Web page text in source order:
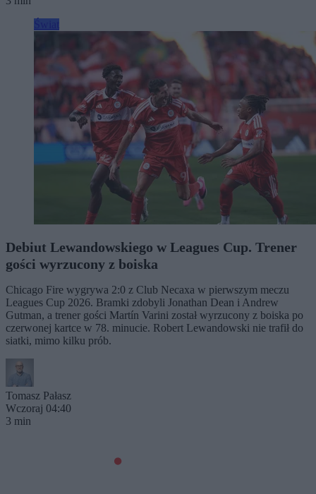
Debiut Lewandowskiego w Leagues Cup. Trener
gości wyrzucony z boiska
Chicago Fire wygrywa 2:0 z Club Necaxa w pierwszym meczu
Leagues Cup 2026. Bramki zdobyli Jonathan Dean i Andrew
Gutman, a trener gości Martín Varini został wyrzucony z boiska po
czerwonej kartce w 78. minucie. Robert Lewandowski nie trafił do
siatki, mimo kilku prób.
Tomasz Pałasz
Wczoraj 04:40
3 min